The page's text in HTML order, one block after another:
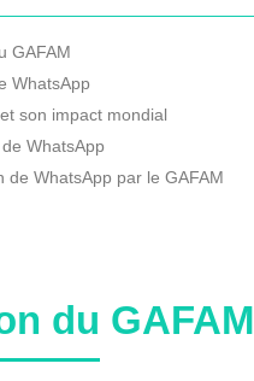
GAFAM
WhatsApp
son impact mondial
WhatsApp
de WhatsApp par le GAFAM
du GAFAM